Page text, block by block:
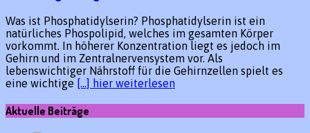
Was ist Phosphatidylserin? Phosphatidylserin ist ein
natürliches Phospolipid, welches im gesamten Körper
vorkommt. In höherer Konzentration liegt es jedoch im
Gehirn und im Zentralnervensystem vor. Als
lebenswichtiger Nährstoff für die Gehirnzellen spielt es
eine wichtige […] hier weiterlesen
Aktuelle Beiträge